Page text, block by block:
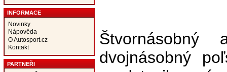
INFORMACE
Novinky
Nápověda
O Autosport.cz
Kontakt
PARTNEŘI
Štvornásobný
dvojnásobný